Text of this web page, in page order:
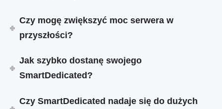
Czy mogę zwiększyć moc serwera w
przyszłości?
Jak szybko dostanę swojego
SmartDedicated?
Czy SmartDedicated nadaje się do dużych